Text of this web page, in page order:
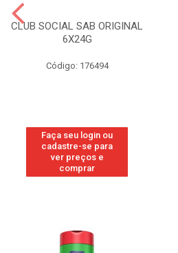
CLUB SOCIAL SAB ORIGINAL
6X24G
Código: 176494
Faça seu login ou
cadastre-se para
ver preços e
comprar